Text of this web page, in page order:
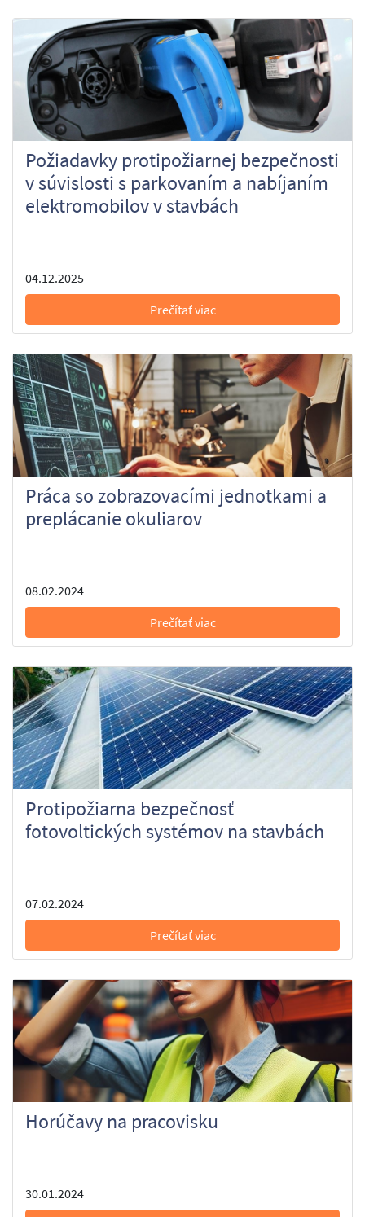
Požiadavky protipožiarnej bezpečnosti
v súvislosti s parkovaním a nabíjaním
elektromobilov v stavbách
04.12.2025
Prečítať viac
Práca so zobrazovacími jednotkami a
preplácanie okuliarov
08.02.2024
Prečítať viac
Protipožiarna bezpečnosť
fotovoltických systémov na stavbách
07.02.2024
Prečítať viac
Horúčavy na pracovisku
30.01.2024